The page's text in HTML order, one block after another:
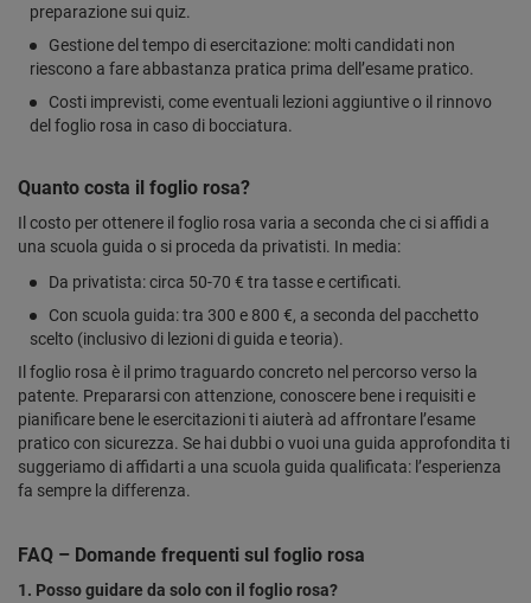
preparazione sui quiz.
Gestione del tempo di esercitazione: molti candidati non
riescono a fare abbastanza pratica prima dell’esame pratico.
Costi imprevisti, come eventuali lezioni aggiuntive o il rinnovo
del foglio rosa in caso di bocciatura.
Quanto costa il foglio rosa?
Il costo per ottenere il foglio rosa varia a seconda che ci si affidi a
una scuola guida o si proceda da privatisti. In media:
Da privatista: circa 50-70 € tra tasse e certificati.
Con scuola guida: tra 300 e 800 €, a seconda del pacchetto
scelto (inclusivo di lezioni di guida e teoria).
Il foglio rosa è il primo traguardo concreto nel percorso verso la
patente. Prepararsi con attenzione, conoscere bene i requisiti e
pianificare bene le esercitazioni ti aiuterà ad affrontare l’esame
pratico con sicurezza. Se hai dubbi o vuoi una guida approfondita ti
suggeriamo di affidarti a una scuola guida qualificata: l’esperienza
fa sempre la differenza.
FAQ – Domande frequenti sul foglio rosa
1. Posso guidare da solo con il foglio rosa?